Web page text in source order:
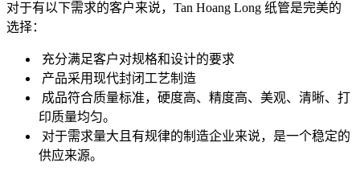
对于有以下需求的客户来说，Tan Hoang Long 纸管是完美的
选择：
充分满足客户对规格和设计的要求
产品采用现代封闭工艺制造
成品符合质量标准，硬度高、精度高、美观、清晰、打
印质量均匀。
对于需求量大且有规律的制造企业来说，是一个稳定的
供应来源。